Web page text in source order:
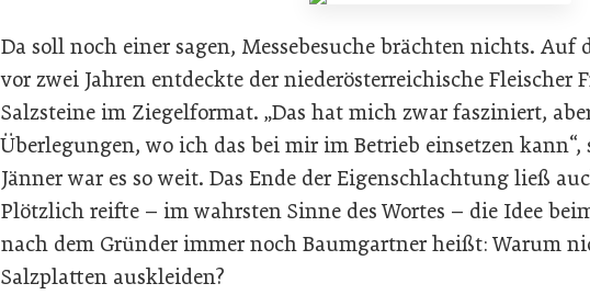
Da soll noch einer sagen, Messebesuche brächten nichts. Auf
vor zwei Jahren entdeckte der niederösterreichische Fleischer
Salzsteine im Ziegelformat. „Das hat mich zwar fasziniert,
Überlegungen, wo ich das bei mir im Betrieb einsetzen kann“,
Jänner war es so weit. Das Ende der Eigenschlachtung ließ
Plötzlich reifte – im wahrsten Sinne des Wortes – die Idee
nach dem Gründer immer noch Baumgartner heißt: Warum
Salzplatten auskleiden?